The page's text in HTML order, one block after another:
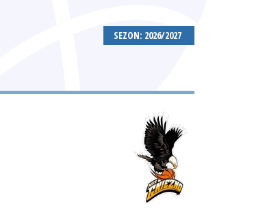
SEZON: 2026/2027